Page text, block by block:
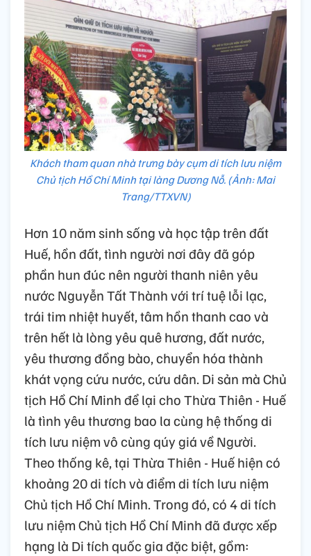
Khách tham quan nhà trưng bày cụm di tích lưu niệm
Chủ tịch Hồ Chí Minh tại làng Dương Nỗ. (Ảnh: Mai
Trang/TTXVN)
Hơn 10 năm sinh sống và học tập trên đất
Huế, hồn đất, tình người nơi đây đã góp
phần hun đúc nên người thanh niên yêu
nước Nguyễn Tất Thành với trí tuệ lỗi lạc,
trái tim nhiệt huyết, tâm hồn thanh cao và
trên hết là lòng yêu quê hương, đất nước,
yêu thương đồng bào, chuyển hóa thành
khát vọng cứu nước, cứu dân. Di sản mà Chủ
tịch Hồ Chí Minh để lại cho Thừa Thiên - Huế
là tình yêu thương bao la cùng hệ thống di
tích lưu niệm vô cùng qúy giá về Người.
Theo thống kê, tại Thừa Thiên - Huế hiện có
khoảng 20 di tích và điểm di tích lưu niệm
Chủ tịch Hồ Chí Minh. Trong đó, có 4 di tích
lưu niệm Chủ tịch Hồ Chí Minh đã được xếp
hạng là Di tích quốc gia đặc biệt, gồm: